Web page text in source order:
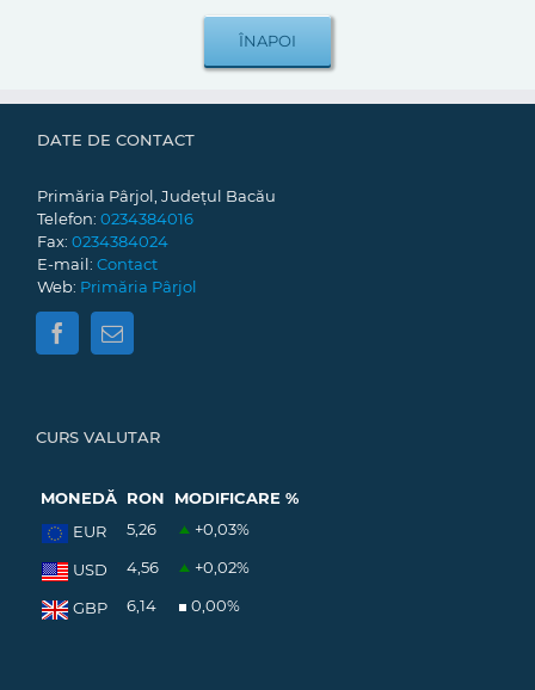
DATE DE CONTACT
Primăria Pârjol, Județul Bacău
Telefon: 0234384016
Fax: 0234384024
E-mail: Contact
Web: Primăria Pârjol
CURS VALUTAR
MONEDĂ RON
MODIFICARE %
EUR
5,26 +0,03%
USD 4,56 +0,02%
GBP 6,14 0,00%